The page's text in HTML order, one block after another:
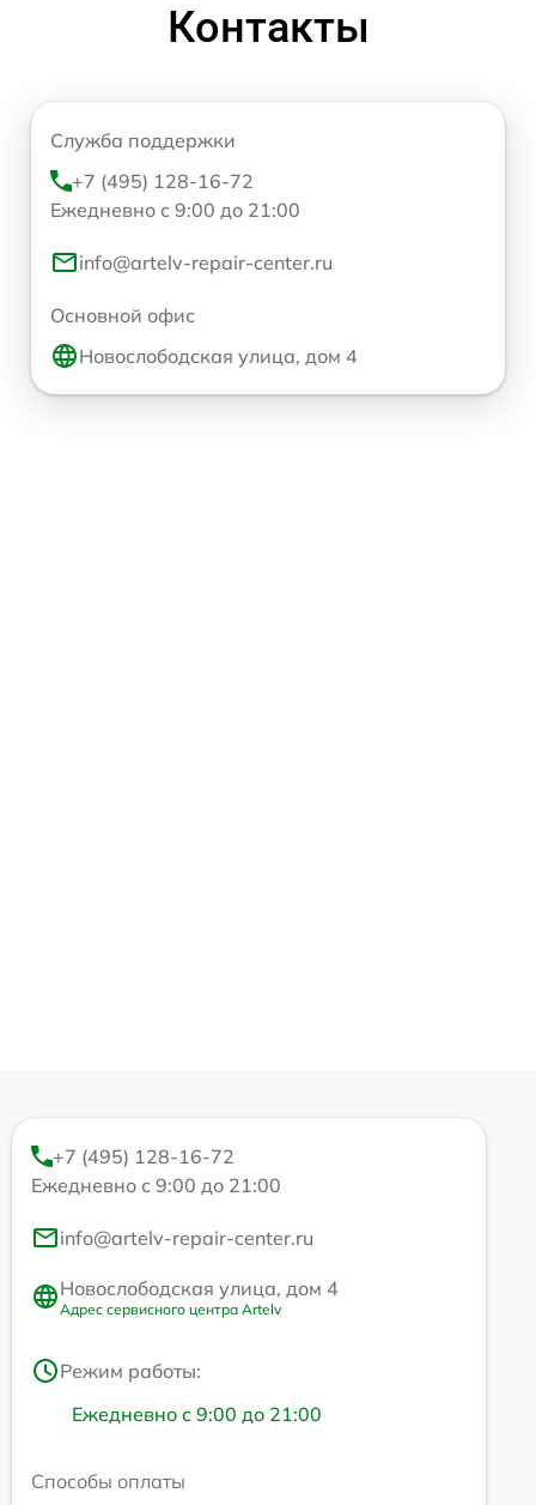
Контакты
Служба поддержки
+7 (495) 128-16-72
Ежедневно с 9:00 до 21:00
info@artelv-repair-center.ru
Основной офис
Новослободская улица, дом 4
+7 (495) 128-16-72
Ежедневно с 9:00 до 21:00
info@artelv-repair-center.ru
Новослободская улица, дом 4
Адрес сервисного центра Artelv
Режим работы:
Ежедневно с 9:00 до 21:00
Способы оплаты